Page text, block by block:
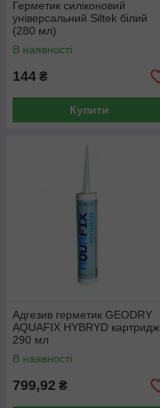
Герметик силіконовий
універсальний Siltek білий
(280 мл)
В наявності
144 ₴
Купити
Адгезив герметик GEODRY
AQUAFIX HYBRYD картридж
290 мл
В наявності
799,92 ₴